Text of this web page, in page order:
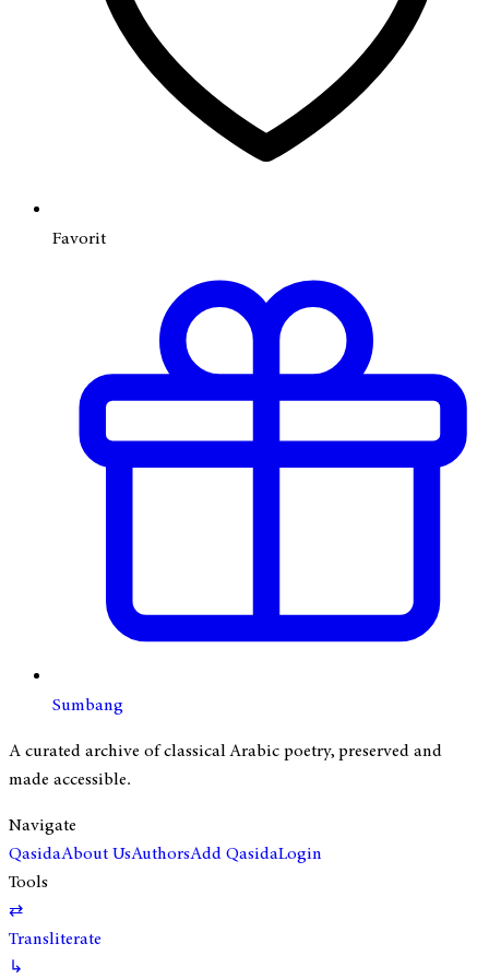
Favorit
Sumbang
A curated archive of classical Arabic poetry, preserved and
made accessible.
Navigate
QasidaAbout UsAuthorsAdd QasidaLogin
Tools
⇄
Transliterate
↳